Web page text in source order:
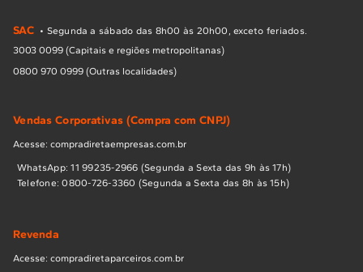
SAC • Segunda a sábado das 8h00 às 20h00, exceto feriados.
3003 0099 (Capitais e regiões metropolitanas)
0800 970 0999 (Outras localidades)
Vendas Corporativas (Compra com CNPJ)
Acesse: compradiretaempresas.com.br
WhatsApp: 11 99235-2966 (Segunda a Sexta das 9h às 17h)
Telefone: 0800-726-3360 (Segunda a Sexta das 8h às 15h)
Revenda
Acesse: compradiretaparceiros.com.br